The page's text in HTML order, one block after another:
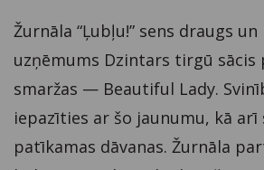
Žurnāla “Ļubļu!” sens draugs
uzņēmums Dzintars tirgū sācis
smaržas — Beautiful Lady.
iepazīties ar šo jaunumu, kā arī
patīkamas dāvanas. Žurnāla